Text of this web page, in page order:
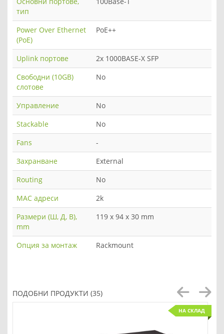
тип
Power Over Ethernet
(PoE)
PoE++
Uplink портове
2x 1000BASE-X SFP
Свободни (10GB)
слотове
No
Управление
No
Stackable
No
Fans
-
Захранване
External
Routing
No
MAC адреси
2k
Размери (Ш, Д, В),
mm
119 x 94 x 30 mm
Опция за монтаж Rackmount
ПОДОБНИ ПРОДУКТИ (35)
НА СКЛАД